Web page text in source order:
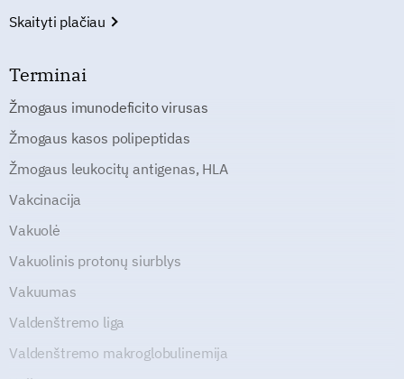
Skaityti plačiau
Terminai
Žmogaus imunodeficito virusas
Žmogaus kasos polipeptidas
Žmogaus leukocitų antigenas, HLA
Vakcinacija
Vakuolė
Vakuolinis protonų siurblys
Vakuumas
Valdenštremo liga
Valdenštremo makroglobulinemija